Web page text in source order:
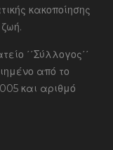
κακοποίησης
΄΄Σύλλογος΄΄
από το
και αριθμό